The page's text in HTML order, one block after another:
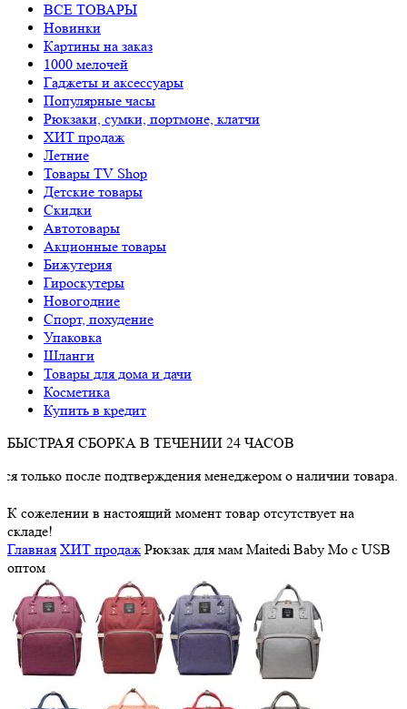
ВСЕ ТОВАРЫ
Новинки
Картины на заказ
1000 мелочей
Гаджеты и аксессуары
Популярные часы
Рюкзаки, сумки, портмоне, клатчи
ХИТ продаж
Летние
Товары TV Shop
Детские товары
Cкидки
Автотовары
Акционные товары
Бижутерия
Гироскутеры
Новогодние
Спорт, похудение
Упаковка
Шланги
Товары для дома и дачи
Косметика
Купить в кредит
БЫСТРАЯ СБОРКА В ТЕЧЕНИИ 24 ЧАСОВ
после подтверждения менеджером о наличии товара.
К сожелении в настоящий момент товар отсутствует на
складе!
Главная ХИТ продаж Рюкзак для мам Maitedi Baby Mo с USB
оптом